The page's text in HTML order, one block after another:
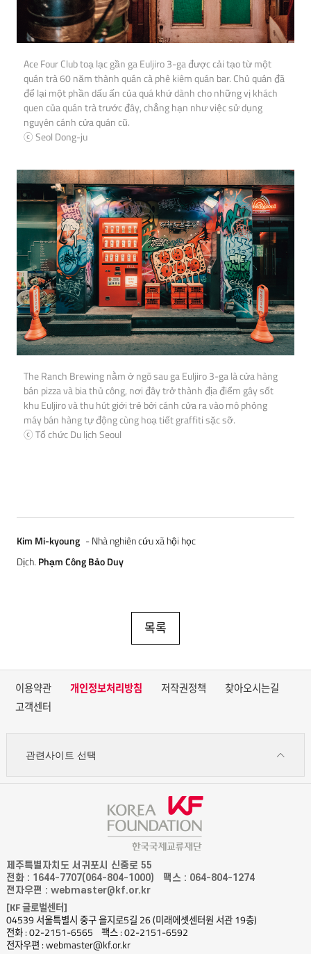
Ace Four Club toạ lạc gần ga Euljiro 3-ga được cải tạo từ một
quán trà 60 năm thành quán cà phê kiêm quán bar. Chủ quán đã
để lại một phần dấu ấn của quá khứ dành cho những vị khách
quen của quán trà trước đây, chẳng hạn như việc sử dụng
nguyên cánh cửa quán cũ.
ⓒ Seol Dong-ju
The Ranch Brewing nằm ở ngõ sau ga Euljiro 3-ga là cửa hàng
bán pizza và bia thủ công, nơi đây trở thành địa điểm gây sốt
khu Euljiro và thu hút giới trẻ bởi cánh cửa ra vào mô phỏng
máy bán hàng tự động cùng hoạ tiết graffiti sặc sỡ.
ⓒ Tổ chức Du lịch Seoul
Kim Mi-kyoung - Nhà nghiên cứu xã hội học
Dịch. Phạm Công Bảo Duy
목록
이용약관 개인정보처리방침 저작권정책
찾아오시는길
고객센터
관련사이트 선택
제주특별자치도 서귀포시 신중로 55
전화 : 1644-7707(064-804-1000)
팩스 : 064-804-1274
전자우편 : webmaster@kf.or.kr
[KF 글로벌센터]
04539 서울특별시 중구 을지로5길 26 (미래에셋센터원 서관 19층)
전화 : 02-2151-6565
팩스 : 02-2151-6592
전자우편 : webmaster@kf.or.kr